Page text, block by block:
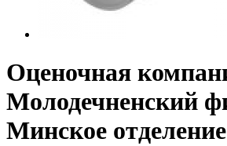
Оценочная
Молодечненский
Минское